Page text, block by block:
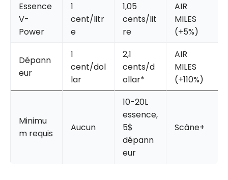
Essence
V-
Power
1
cent/litr
e
1,05
cents/lit
re
AIR
MILES
(+5%)
Dépann
eur
1
cent/dol
lar
2,1
cents/d
ollar*
AIR
MILES
(+110%)
Minimu
m requis
Aucun
10-20L
essence,
5$
dépann
eur
Scàne+